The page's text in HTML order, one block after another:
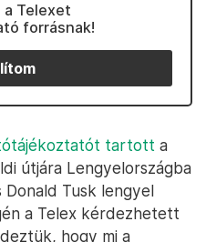
Telexet
forrásnak!
tartott a
útjára Lengyelországba
Tusk lengyel
a Telex kérdezhetett
hogy mi a